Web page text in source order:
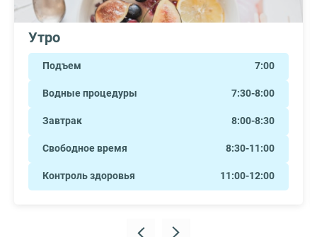
Утро
Подъем 7:00
Водные процедуры 7:30-8:00
Завтрак 8:00-8:30
Свободное время 8:30-11:00
Контроль здоровья 11:00-12:00